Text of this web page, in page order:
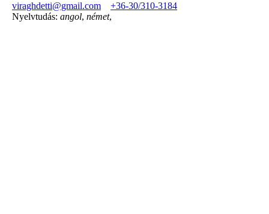
viraghdetti@gmail.com
+36-30/310-3184
Nyelvtudás: angol, német,